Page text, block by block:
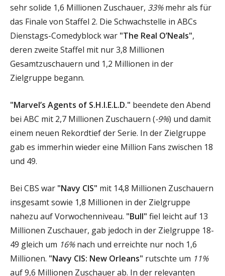
sehr solide 1,6 Millionen Zuschauer, 33%mehr als für
das Finale von Staffel 2. Die Schwachstelle in ABCs
Dienstags-Comedyblock war "The Real O’Neals",
deren zweite Staffel mit nur 3,8 Millionen
Gesamtzuschauern und 1,2 Millionen in der
Zielgruppe begann.
"Marvel’s Agents of S.H.I.E.L.D." beendete den Abend
bei ABC mit 2,7 Millionen Zuschauern (-9%) und damit
einem neuen Rekordtief der Serie. In der Zielgruppe
gab es immerhin wieder eine Million Fans zwischen 18
und 49.
Bei CBS war "Navy CIS" mit 14,8 Millionen Zuschauern
insgesamt sowie 1,8 Millionen in der Zielgruppe
nahezu auf Vorwochenniveau. "Bull" fiel leicht auf 13
Millionen Zuschauer, gab jedoch in der Zielgruppe 18-
49 gleich um 16%nach und erreichte nur noch 1,6
Millionen. "Navy CIS: New Orleans" rutschte um 11%
auf 9,6 Millionen Zuschauer ab. In der relevanten